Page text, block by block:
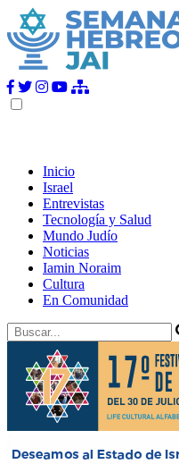
Inicio
Israel
Entrevistas
Tecnología y Salud
Mundo Judío
Noticias
Iamin Noraim
Cultura
En Comunidad